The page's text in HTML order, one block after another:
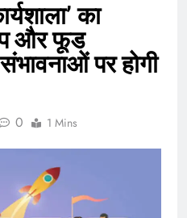
का
और फूड
पर होगी
0 1 Mins